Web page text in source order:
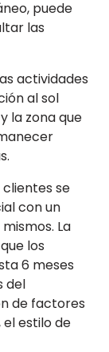
puede
las
actividades
al sol
la zona que
clientes se
con un
La
los
6 meses
del
de factores
estilo de